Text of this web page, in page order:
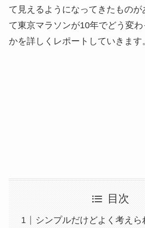
て見えるようになってきたものが
て東京マラソンが10年でどう変
かを詳しくレポートしていきます
目次
シンプルだけどよく考え